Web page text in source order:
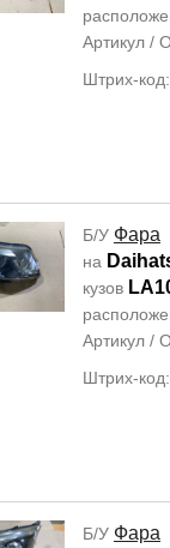
Артикул /
Штрих-
Б/У Фара
на
кузов
Артикул /
Штрих-
Б/У Фара